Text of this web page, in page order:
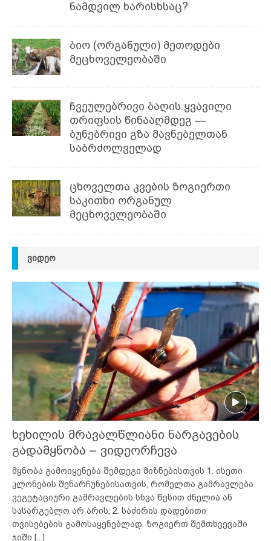
ნამდვილ ხარისხსაც?
ბიო (ორგანული) მეთოდები
მეცხოველეობაში
ჩვეულებრივი ბაღის ყვავილი
თრიფსის წინააღმდეგ —
ბუნებრივი გზა მავნებელთან
საბრძოლველად
ცხოველთა კვების ზოგიერთი
საკითხი ორგანულ
მეცხოველეობაში
ᲕᲘᲓᲔᲝ
ხეხილის მრავალწლიანი ნარგავების
გადამყნობა – ვიდეორჩევა
მყნობა გამოიყენება შემდეგი მიზნებისთვის 1. ისეთი
კლონების შენარჩუნებისათვის, რომელთა გამრავლება
ვეგეტაციური გამრავლების სხვა წესით ძნელია ან
სასარგებლო არ არის; 2. საძირის დადებითი
თვისებების გამოსაყენებლად. ზოგიერთ შემთხვევაში
ჯიში [...]